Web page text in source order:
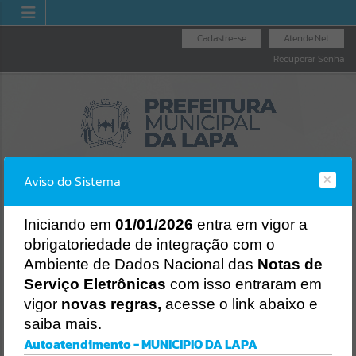
Atende.Net
Cadastre-se
Recuperar Senha
OUVIDORIA GERAL
DO MUNICÍPIO
LICITAÇÕES
NOTA FISCAL
ELETRÔNICA
Aviso do Sistema
Iniciando em 01/01/2026 entra em vigor a
obrigatoriedade de integração com o
Ambiente de Dados Nacional das Notas de
Serviço Eletrônicas com isso entraram em
vigor novas regras, acesse o link abaixo e
saiba mais.
Autoatendimento - MUNICIPIO DA LAPA
Erro
Gerenciamento do Sistema
Ocorreu um erro de script: